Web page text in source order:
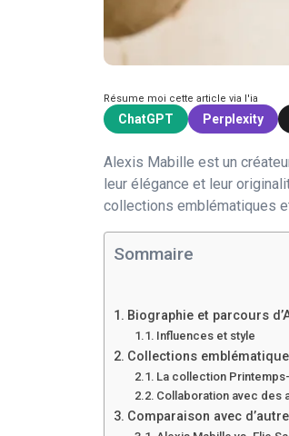
Résume moi cette article via l'ia
ChatGPT Perplexity
Alexis Mabille est un
leur élégance et leur
collections emblématiques
Sommaire
Biographie et parcours
Influences et style
Collections
La collection
Collaboration avec des
Comparaison avec